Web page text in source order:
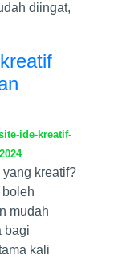
diingat,
ide-kreatif-
kreatif?
mudah
bagi
kali